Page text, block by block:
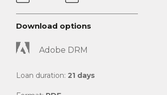
Download options
Adobe DRM
Loan duration: 21 days